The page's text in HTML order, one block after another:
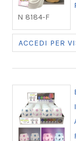
N 8184-F
ACCEDI PER